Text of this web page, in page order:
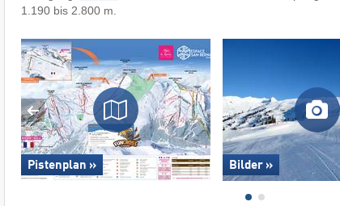
1.190 bis 2.800 m.
Pistenplan » Bilder »